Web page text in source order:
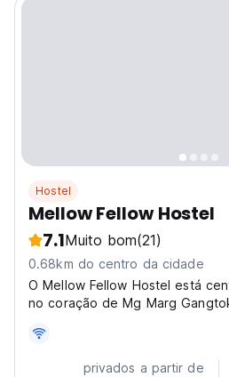
Hostel
Mellow Fellow Hostel
7.1Muito bom(21)
0.68km do centro da cidade
O Mellow Fellow Hostel está
no coração de Mg Marg
privados a partir de